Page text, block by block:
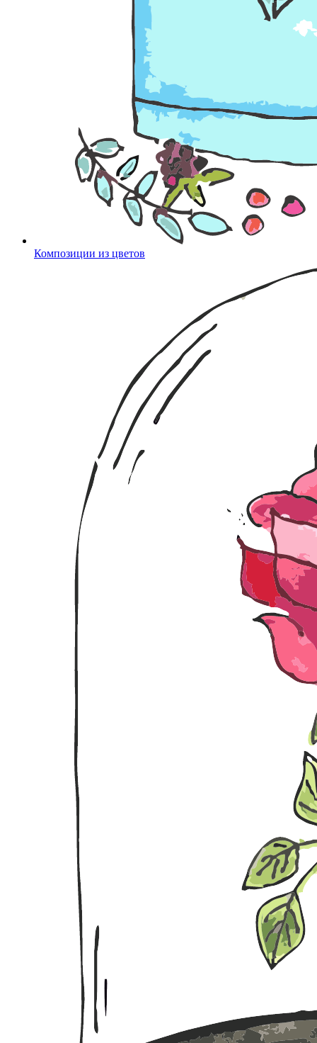
Композиции из цветов